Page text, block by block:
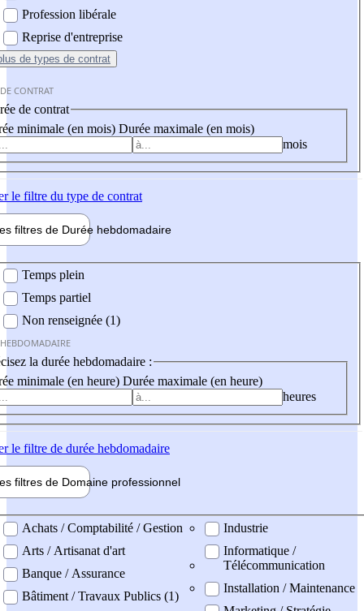
Profession libérale
Reprise d'entreprise
de types de contrat
CONTRAT
de contrat
minimale (en mois) Durée maximale (en mois)
mois
le filtre du type de contrat
filtres de Durée hebdomadaire
Temps plein
Temps partiel
Non renseignée (1)
la durée hebdomadaire :
minimale (en heure) Durée maximale (en heure)
heures
le filtre de durée hebdomadaire
filtres de Domaine professionnel
professionel
Achats / Comptabilité / Gestion
Arts / Artisanat d'art
Banque / Assurance
Bâtiment / Travaux Publics (1)
Industrie
Informatique /
Télécommunication
Installation / Maintenance